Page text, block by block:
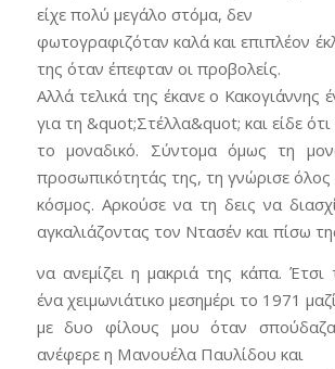
είχε πολύ μεγάλο στόμα, δεν
φωτογραφιζόταν καλά και επιπλέον
της όταν έπεφταν οι προβολείς.
Αλλά τελικά της έκανε ο Κακογιάννης
για τη &quot;Στέλλα&quot; και είδε ότι
το μοναδικό. Σύντομα όμως τη
προσωπικότητάς της, τη γνώρισε όλος
κόσμος. Αρκούσε να τη δεις να
αγκαλιάζοντας τον Ντασέν και πίσω
να ανεμίζει η μακριά της κάπα. Έτσι
ένα χειμωνιάτικο μεσημέρι το 1971
με δυο φίλους μου όταν
ανέφερε η Μανουέλα Παυλίδου και